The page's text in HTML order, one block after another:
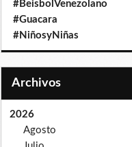
#BeisbolVenezolano
#Guacara
#NiñosyNiñas
Archivos
2026
Agosto